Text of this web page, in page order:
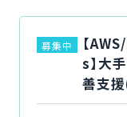
募集中
【
s】大
善支